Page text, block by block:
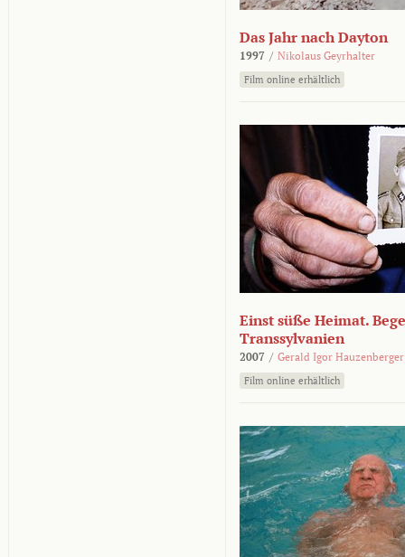
Das Jahr nach Dayton
1997 / Nikolaus Geyrhalter
Film online erhältlich
Einst süße Heimat.
Transsylvanien
2007 / Gerald Igor Hauzenberger
Film online erhältlich